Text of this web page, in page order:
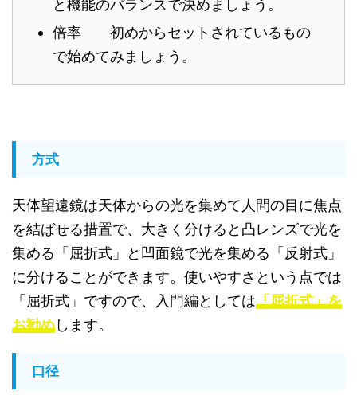
と機能のバランスで決めましょう。
倍率 初めからセットされているもの
で始めてみましょう。
方式
天体望遠鏡は天体からの光を集めて人間の目に焦点
を結ばせる措置で、大きく分けると凸レンズで光を
集める「屈折式」と凹面鏡で光を集める「反射式」
に分けることができます。使いやすさという点では
「屈折式」ですので、入門編としては「屈折式」を
お勧めします。
口径